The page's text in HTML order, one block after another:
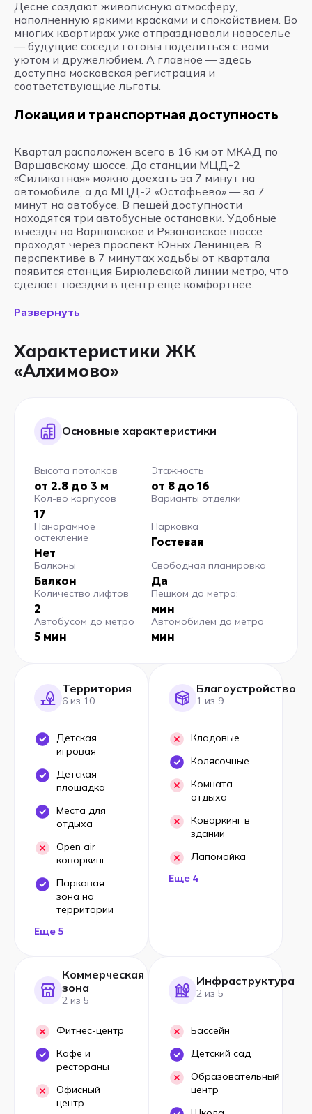
Десне создают живописную атмосферу,
наполненную яркими красками и спокойствием. Во
многих квартирах уже отпраздновали новоселье
— будущие соседи готовы поделиться с вами
уютом и дружелюбием. А главное — здесь
доступна московская регистрация и
соответствующие льготы.
Локация и транспортная доступность
Квартал расположен всего в 16 км от МКАД по
Варшавскому шоссе. До станции МЦД-2
«Силикатная» можно доехать за 7 минут на
автомобиле, а до МЦД-2 «Остафьево» — за 7
минут на автобусе. В пешей доступности
находятся три автобусные остановки. Удобные
выезды на Варшавское и Рязановское шоссе
проходят через проспект Юных Ленинцев. В
перспективе в 7 минутах ходьбы от квартала
появится станция Бирюлевской линии метро, что
сделает поездки в центр ещё комфортнее.
Развернуть
Характеристики ЖК
«Алхимово»
Основные характеристики
Высота потолков
от 2.8 до 3 м
Этажность
от 8 до 16
Кол-во корпусов
17
Варианты отделки
Панорамное
остекление
Нет
Парковка
Гостевая
Балконы
Балкон
Свободная планировка
Да
Количество лифтов
2
Пешком до метро:
мин
Автобусом до метро
5 мин
Автомобилем до метро
мин
Территория
6 из 10
Детская
игровая
Детская
площадка
Места для
отдыха
Open air
коворкинг
Парковая
зона на
территории
Еще 5
Благоустройство
1 из 9
Кладовые
Колясочные
Комната
отдыха
Коворкинг в
здании
Лапомойка
Еще 4
Коммерческая
зона
2 из 5
Фитнес-центр
Кафе и
рестораны
Офисный
центр
Инфраструктура
2 из 5
Бассейн
Детский сад
Образовательный
центр